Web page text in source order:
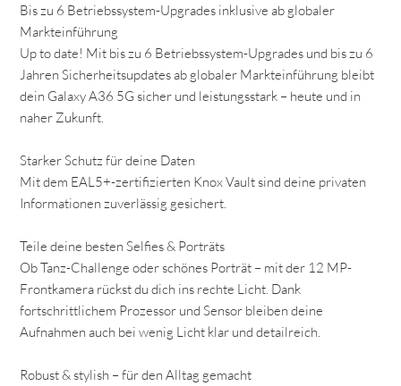
Bis zu 6 Betriebssystem-Upgrades inklusive ab globaler
Markteinführung
Up to date! Mit bis zu 6 Betriebssystem-Upgrades und bis zu 6
Jahren Sicherheitsupdates ab globaler Markteinführung bleibt
dein Galaxy A36 5G sicher und leistungsstark – heute und in
naher Zukunft.
Starker Schutz für deine Daten
Mit dem EAL5+-zertifizierten Knox Vault sind deine privaten
Informationen zuverlässig gesichert.
Teile deine besten Selfies & Porträts
Ob Tanz-Challenge oder schönes Porträt – mit der 12 MP-
Frontkamera rückst du dich ins rechte Licht. Dank
fortschrittlichem Prozessor und Sensor bleiben deine
Aufnahmen auch bei wenig Licht klar und detailreich.
Robust & stylish – für den Alltag gemacht